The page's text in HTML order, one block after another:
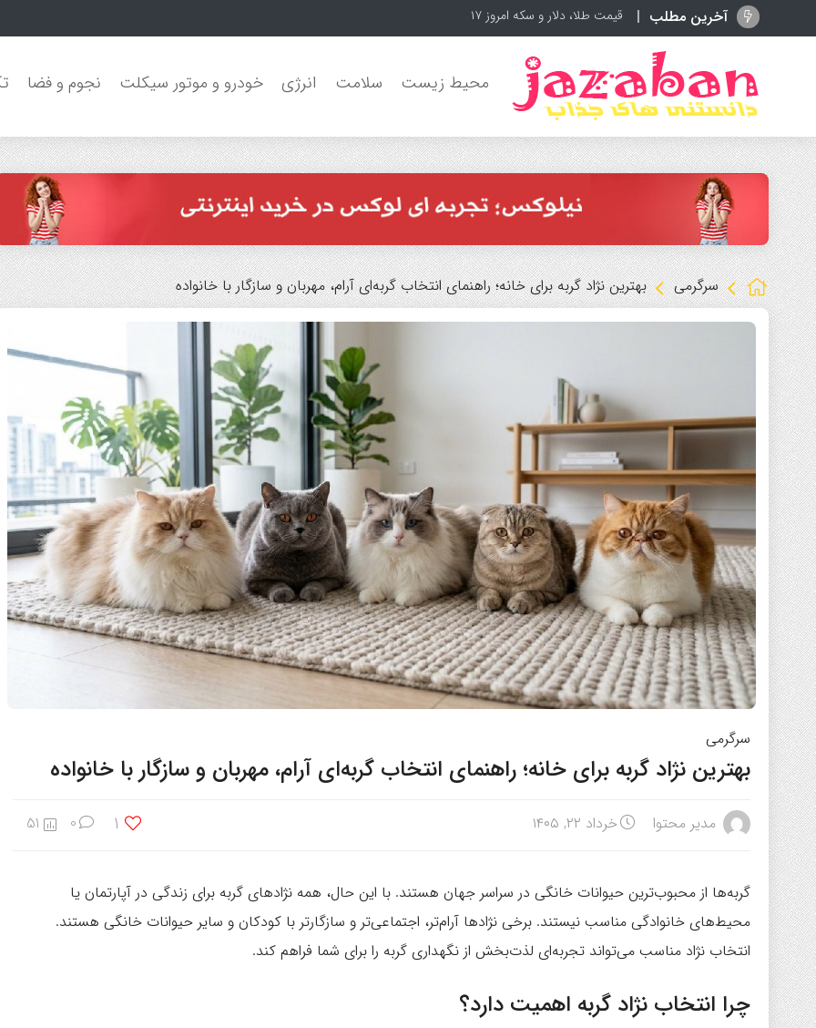
آخرین مطلب قیمت طلا، دلار و سکه امروز ۱۷ مرداد ۱۴۰۵؛ بازار در مسیر صعودی
محیط زیست سلامت انرژی خودرو و موتور سیکلت نجوم و فضا
سرگرمی بهترین نژاد گربه برای خانه؛ راهنمای انتخاب گربه‌ای آرام، مهربان و سازگار با خانواده
سرگرمی
بهترین نژاد گربه برای خانه؛ راهنمای انتخاب گربه‌ای آرام، مهربان و سازگار با خانواده
مدیر محتوا خرداد ۲۲, ۱۴۰۵ 1
0
51
گربه‌ها از محبوب‌ترین حیوانات خانگی در سراسر جهان هستند. با این حال، همه نژادهای گربه برای زندگی در آپارتمان یا
محیط‌های خانوادگی مناسب نیستند. برخی نژادها آرام‌تر، اجتماعی‌تر و سازگارتر با کودکان و سایر حیوانات خانگی هستند.
انتخاب نژاد مناسب می‌تواند تجربه‌ای لذت‌بخش از نگهداری گربه را برای شما فراهم کند.
چرا انتخاب نژاد گربه اهمیت دارد؟